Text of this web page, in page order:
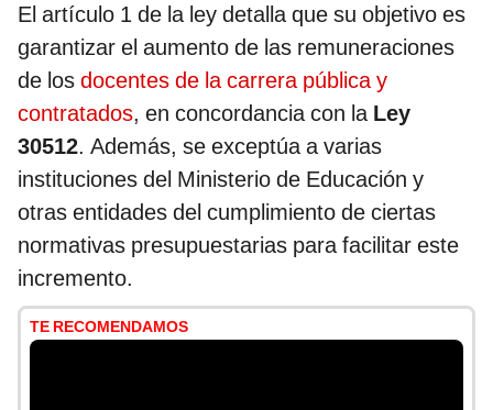
El artículo 1 de la ley detalla que su objetivo es
garantizar el aumento de las remuneraciones
de los docentes de la carrera pública y
contratados, en concordancia con la Ley
30512. Además, se exceptúa a varias
instituciones del Ministerio de Educación y
otras entidades del cumplimiento de ciertas
normativas presupuestarias para facilitar este
incremento.
TE RECOMENDAMOS